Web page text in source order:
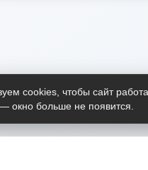
cookies, чтобы сайт
— окно больше не появится.